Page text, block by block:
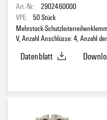
Art.-Nr.: 2902460000
VPE:
50Stück
Mehrstock-
V, Anzahl Anschlüsse: 4, Anzahl
Datenblatt